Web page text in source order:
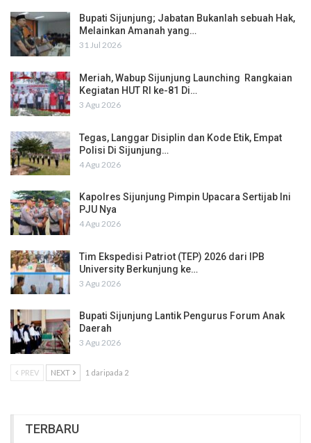
Bupati Sijunjung; Jabatan Bukanlah sebuah Hak,
Melainkan Amanah yang…
31 Jul 2026
Meriah, Wabup Sijunjung Launching Rangkaian
Kegiatan HUT RI ke-81 Di…
3 Agu 2026
Tegas, Langgar Disiplin dan Kode Etik, Empat
Polisi Di Sijunjung…
4 Agu 2026
Kapolres Sijunjung Pimpin Upacara Sertijab Ini
PJU Nya
4 Agu 2026
Tim Ekspedisi Patriot (TEP) 2026 dari IPB
University Berkunjung ke…
3 Agu 2026
Bupati Sijunjung Lantik Pengurus Forum Anak
Daerah
3 Agu 2026
PREV NEXT 1 daripada 2
TERBARU